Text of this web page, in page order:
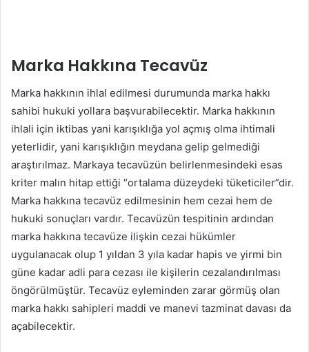
Marka Hakkına Tecavüz
Marka hakkının ihlal edilmesi durumunda marka hakkı
sahibi hukuki yollara başvurabilecektir. Marka hakkının
ihlali için iktibas yani karışıklığa yol açmış olma ihtimali
yeterlidir, yani karışıklığın meydana gelip gelmediği
araştırılmaz. Markaya tecavüzün belirlenmesindeki esas
kriter malın hitap ettiği “ortalama düzeydeki tüketiciler”dir.
Marka hakkına tecavüz edilmesinin hem cezai hem de
hukuki sonuçları vardır. Tecavüzün tespitinin ardından
marka hakkına tecavüze ilişkin cezai hükümler
uygulanacak olup 1 yıldan 3 yıla kadar hapis ve yirmi bin
güne kadar adli para cezası ile kişilerin cezalandırılması
öngörülmüştür. Tecavüz eyleminden zarar görmüş olan
marka hakkı sahipleri maddi ve manevi tazminat davası da
açabilecektir.